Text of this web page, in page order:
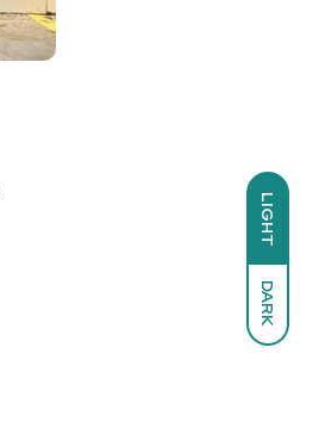
LIGHT
DARK